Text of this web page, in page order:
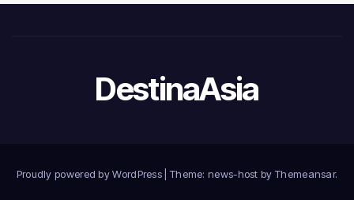
DestinaAsia
Proudly powered by WordPress Theme: news-host by Themeansar.